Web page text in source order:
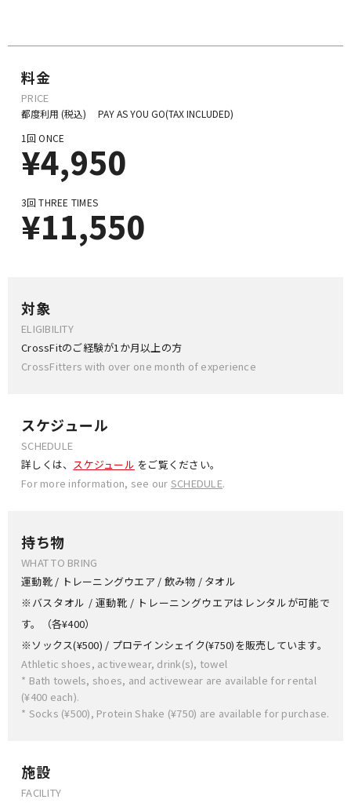
料金
PRICE
都度利用 (税込) PAY AS YOU GO(TAX INCLUDED)
1回 ONCE
¥4,950
3回 THREE TIMES
¥11,550
対象
ELIGIBILITY
CrossFitのご経験が1か月以上の方
CrossFitters with over one month of experience
スケジュール
SCHEDULE
詳しくは、 スケジュール をご覧ください。
For more information, see our SCHEDULE.
持ち物
WHAT TO BRING
運動靴 / トレーニングウエア / 飲み物 / タオル
※バスタオル / 運動靴 / トレーニングウエアはレンタルが可能で
す。（各¥400）
※ソックス(¥500) / プロテインシェイク(¥750)を販売しています。
Athletic shoes, activewear, drink(s), towel
* Bath towels, shoes, and activewear are available for rental
(¥400 each).
* Socks (¥500), Protein Shake (¥750) are available for purchase.
施設
FACILITY